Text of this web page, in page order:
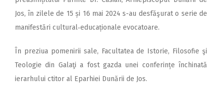
Jos, în zilele de 15 și 16 mai 2024 s-au desfăşurat o serie de
manifestări cultural‑educaționale evocatoare.
În preziua pomenirii sale, Facultatea de Istorie, Filosofie şi
Teologie din Galaţi a fost gazda unei conferințe închinată
ierarhului ctitor al Eparhiei Dunării de Jos.